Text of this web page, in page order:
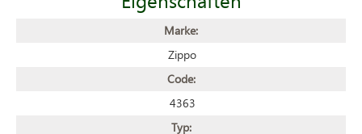
Marke:
Zippo
Code:
4363
Typ: